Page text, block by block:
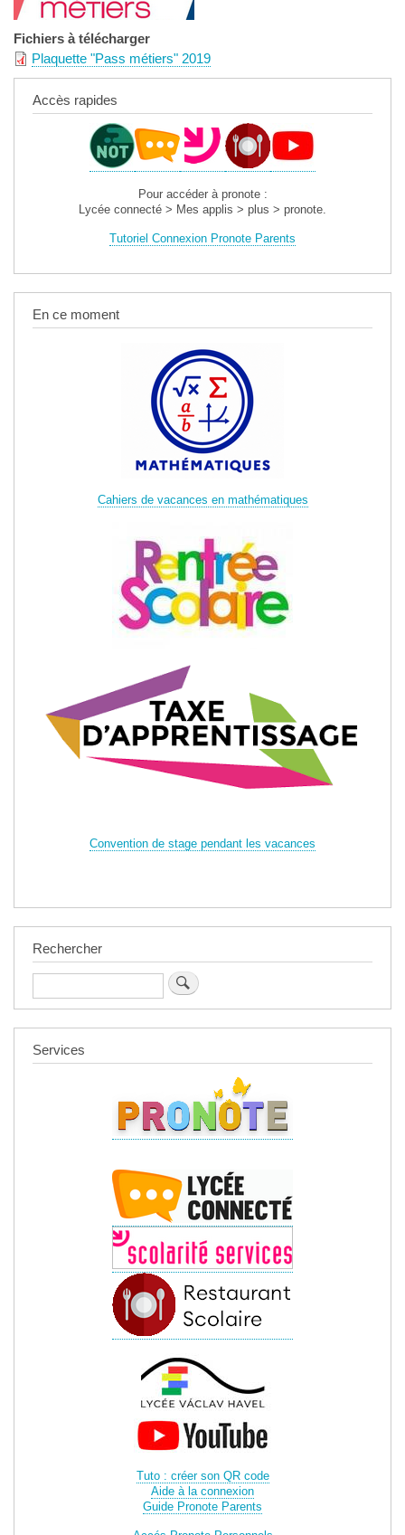
Fichiers à télécharger
Plaquette "Pass métiers" 2019
Accès rapides
Pour accéder à pronote :
Lycée connecté > Mes applis > plus > pronote.
Tutoriel Connexion Pronote Parents
En ce moment
Cahiers de vacances en mathématiques
Convention de stage pendant les vacances
Rechercher
Services
Tuto : créer son QR code
Aide à la connexion
Guide Pronote Parents